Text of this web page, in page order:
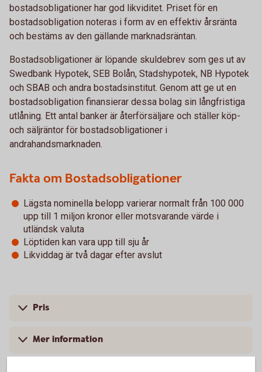
bostadsobligationer har god likviditet. Priset för en
bostadsobligation noteras i form av en effektiv årsränta
och bestäms av den gällande marknadsräntan.
Bostadsobligationer är löpande skuldebrev som ges ut av
Swedbank Hypotek, SEB Bolån, Stadshypotek, NB Hypotek
och SBAB och andra bostadsinstitut. Genom att ge ut en
bostadsobligation finansierar dessa bolag sin långfristiga
utlåning. Ett antal banker är återförsäljare och ställer köp-
och säljräntor för bostadsobligationer i
andrahandsmarknaden.
Fakta om Bostadsobligationer
Lägsta nominella belopp varierar normalt från 100 000
upp till 1 miljon kronor eller motsvarande värde i
utländsk valuta
Löptiden kan vara upp till sju år
Likviddag är två dagar efter avslut
Pris
Mer information